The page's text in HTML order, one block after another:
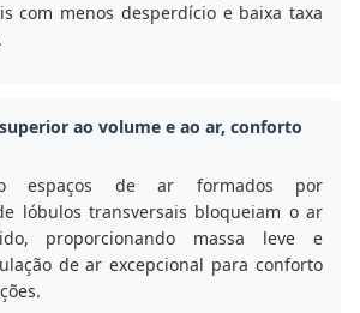
com menos desperdício e baixa taxa
ao volume e ao ar, conforto
espaços de ar formados por
lóbulos transversais bloqueiam o ar
proporcionando massa leve e
de ar excepcional para conforto